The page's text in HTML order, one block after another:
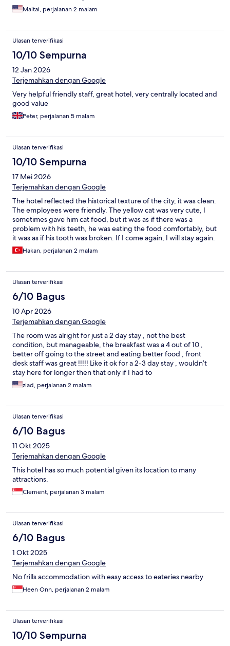
Maitai, perjalanan 2 malam
Ulasan terverifikasi
10/10 Sempurna
12 Jan 2026
Terjemahkan dengan Google
Very helpful friendly staff, great hotel, very centrally located and
good value
Peter, perjalanan 5 malam
Ulasan terverifikasi
10/10 Sempurna
17 Mei 2026
Terjemahkan dengan Google
The hotel reflected the historical texture of the city, it was clean.
The employees were friendly. The yellow cat was very cute, I
sometimes gave him cat food, but it was as if there was a
problem with his teeth, he was eating the food comfortably, but
it was as if his tooth was broken. If I come again, I will stay again.
ThanksHakan, perjalanan 2 malam
Ulasan terverifikasi
6/10 Bagus
10 Apr 2026
Terjemahkan dengan Google
The room was alright for just a 2 day stay , not the best
condition, but manageable, the breakfast was a 4 out of 10 ,
better off going to the street and eating better food , front
desk staff was great !!!!! Like it ok for a 2-3 day stay , wouldn’t
stay here for longer then that only if I had to
ziad, perjalanan 2 malam
Ulasan terverifikasi
6/10 Bagus
11 Okt 2025
Terjemahkan dengan Google
This hotel has so much potential given its location to many
attractions.
Clement, perjalanan 3 malam
Ulasan terverifikasi
6/10 Bagus
1 Okt 2025
Terjemahkan dengan Google
No frills accommodation with easy access to eateries nearby
Heen Onn, perjalanan 2 malam
Ulasan terverifikasi
10/10 Sempurna